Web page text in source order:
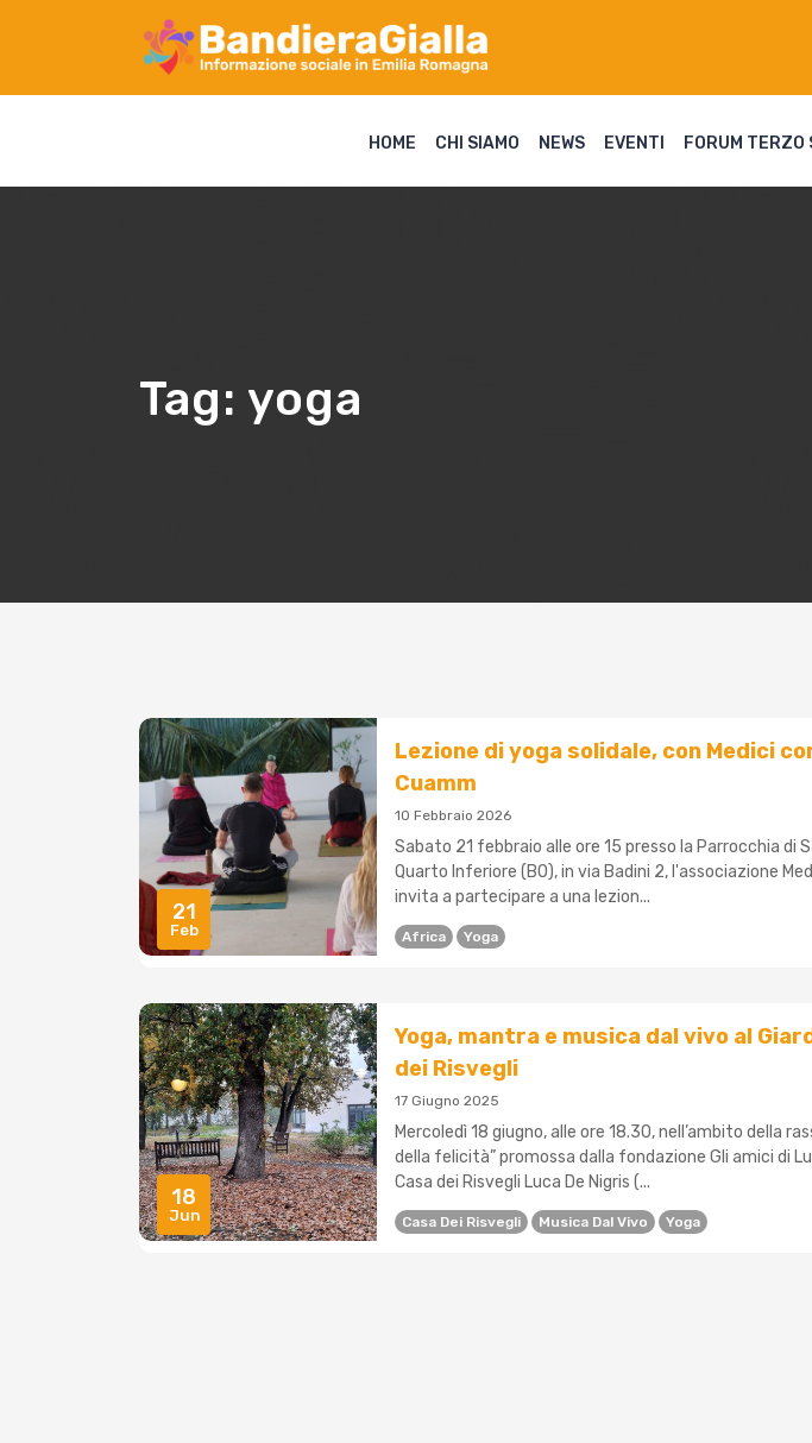
HOME CHI SIAMO NEWS EVENTI FORUM TERZO
Tag: yoga
21
Feb
Lezione di yoga solidale, con Medici
Cuamm
10 Febbraio 2026
Sabato 21 febbraio alle ore 15 presso la Parrocchia di
Quarto Inferiore (BO), in via Badini 2, l'associazione
invita a partecipare a una lezion...
Africa Yoga
18
Jun
Yoga, mantra e musica dal vivo al
dei Risvegli
17 Giugno 2025
Mercoledì 18 giugno, alle ore 18.30, nell’ambito della
della felicità” promossa dalla fondazione Gli amici di
Casa dei Risvegli Luca De Nigris (...
Casa Dei Risvegli Musica Dal Vivo Yoga